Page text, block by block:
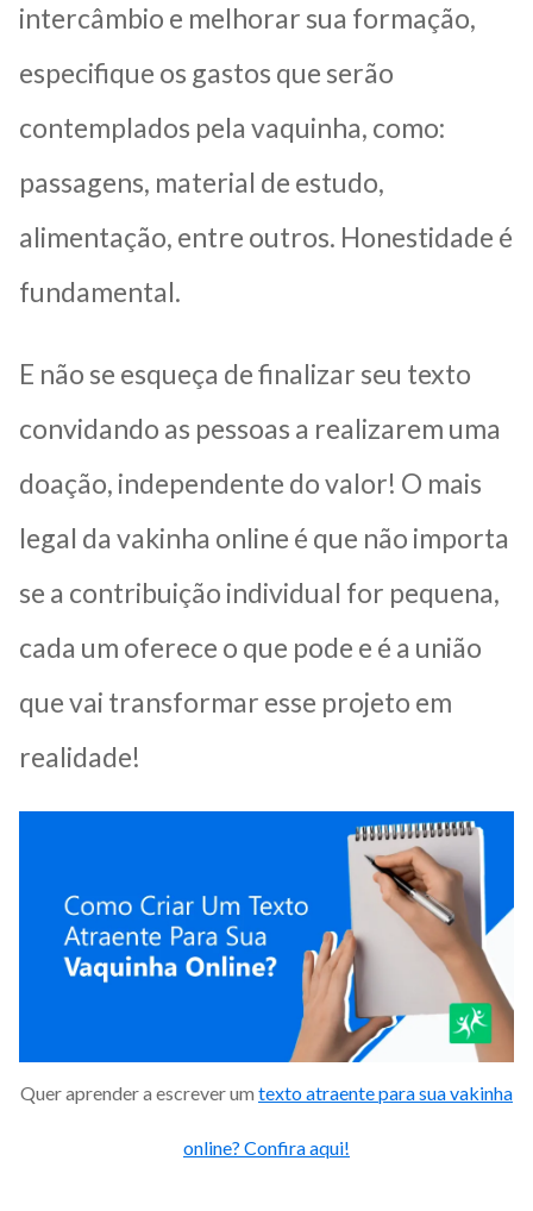
intercâmbio e melhorar sua formação,
especifique os gastos que serão
contemplados pela vaquinha, como:
passagens, material de estudo,
alimentação, entre outros. Honestidade é
fundamental.
E não se esqueça de finalizar seu texto
convidando as pessoas a realizarem uma
doação, independente do valor! O mais
legal da vakinha online é que não importa
se a contribuição individual for pequena,
cada um oferece o que pode e é a união
que vai transformar esse projeto em
realidade!
Quer aprender a escrever um texto atraente para sua vakinha
online? Confira aqui!